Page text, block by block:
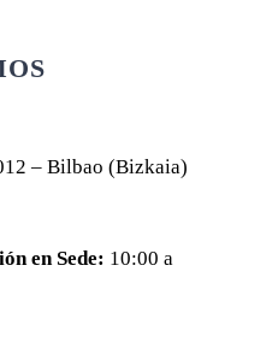
– Bilbao (Bizkaia)
en Sede: 10:00 a